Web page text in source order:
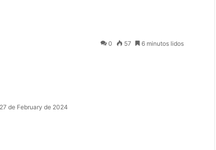
27 de February de 2024
0 57 6 minutos lidos